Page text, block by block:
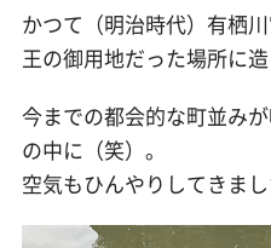
かつて（明治時代）有栖
王の御用地だった場所に造
今までの都会的な町並み
の中に（笑）。
空気もひんやりしてきまし